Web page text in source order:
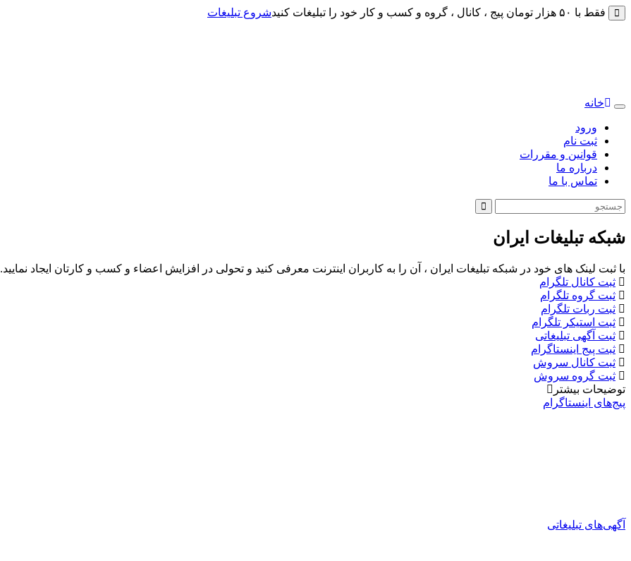
فقط با ۵۰ هزار تومان پیج ، کانال ، گروه و کسب و کار خود را تبلیغات کنید شروع تبلیغات
Toggle
خانه
ورود
ثبت نام
قوانین و مقررات
درباره ما
تماس با ما
شبکه تبلیغات ایران
با ثبت لینک های خود در شبکه تبلیغات ایران ، آن را به کاربران اینترنت معرفی کنید و تحولی در افزایش اعضاء و کسب و کارتان ایجاد نمایید.
ثبت کانال تلگرام
ثبت گروه تلگرام
ثبت ربات تلگرام
ثبت استیکر تلگرام
ثبت آگهی تبلیغاتی
ثبت پیج اینستاگرام
ثبت کانال سروش
ثبت گروه سروش
توضیحات بیشتر
پیج‌های اینستاگرام
آگهی‌های تبلیغاتی